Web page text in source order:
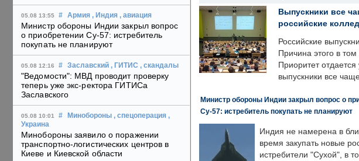
05.08 13:55 # Армия , Индия , авиация
Министр обороны Индии закрыл вопрос
о приобретении Су-57: истребитель
покупать не планируют
05.08 12:16 # Заславский , ГИТИС , скандалы
"Ведомости": МВД проводит проверку
теперь уже экс-ректора ГИТИСа
Заславского
05.08 10:01 # Минобороны , спецоперация ,
Украина
Минобороны заявило о поражении
транспортно-логистических центров в
Киеве и Киевской области
Выпускники все
российские
Российские
Причина этого в
Приоритет
выпускники все
Министр обороны Индии закрыл вопрос о
Су-57: истребитель покупать не планируют
Индия не намерена в
время закупать новые
истребители "Сухой", в